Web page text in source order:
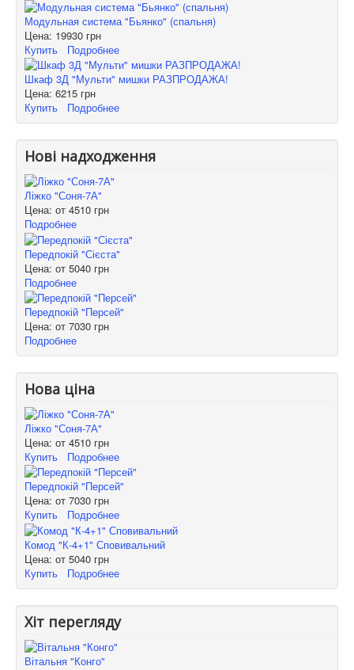
Модульная система "Бьянко" (спальня)
Цена: 19930 грн
Купить
Подробнее
Шкаф 3Д "Мульти" мишки РАЗПРОДАЖА!
Цена: 6215 грн
Купить
Подробнее
Нові надходження
Ліжко "Соня-7А"
Цена: от 4510 грн
Подробнее
Передпокій "Сієста"
Цена: от 5040 грн
Подробнее
Передпокій "Персей"
Цена: от 7030 грн
Подробнее
Нова ціна
Ліжко "Соня-7А"
Цена: от 4510 грн
Купить
Подробнее
Передпокій "Персей"
Цена: от 7030 грн
Купить
Подробнее
Комод "К-4+1" Сповивальний
Цена: от 5040 грн
Купить
Подробнее
Хіт перегляду
Вітальня "Конго"